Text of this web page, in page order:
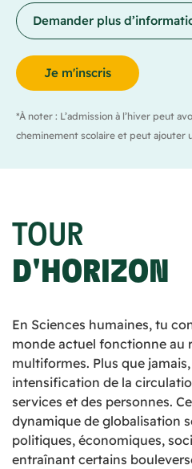
Demander plus
Je m'inscris
*À noter : L’admission à l’hiver peut
cheminement scolaire et peut ajouter
TOUR
D'HORIZON
En Sciences humaines, tu
monde actuel fonctionne au
multiformes. Plus que
intensification de la
services et des personnes.
dynamique de globalisation
politiques, économiques,
entraînant certains